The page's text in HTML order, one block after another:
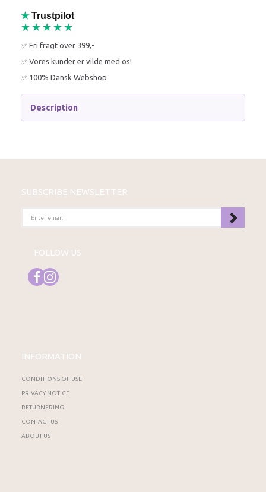
★ Trustpilot
★★★★★
✅ Fri fragt over 399,-
✅ Vores kunder er vilde med os!
✅ 100% Dansk Webshop
Description
SUBSCRIBE NEWSLETTER
EMAIL
FOLLOW US
INFORMATION
CONDITIONS OF USE
PRIVACY NOTICE
RETURNERING
CONTACT US
ABOUT US